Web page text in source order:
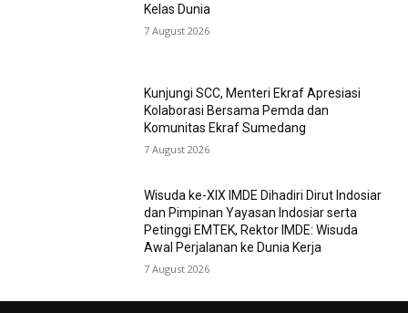
Kelas Dunia
7 August 2026
Kunjungi SCC, Menteri Ekraf Apresiasi
Kolaborasi Bersama Pemda dan
Komunitas Ekraf Sumedang
7 August 2026
Wisuda ke-XIX IMDE Dihadiri Dirut Indosiar
dan Pimpinan Yayasan Indosiar serta
Petinggi EMTEK, Rektor IMDE: Wisuda
Awal Perjalanan ke Dunia Kerja
7 August 2026